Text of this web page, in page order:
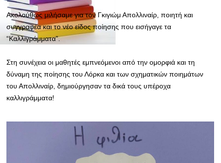
Ακολούθως μιλήσαμε για τον Γκιγιώμ Απολλιναίρ, ποιητή και
συγγραφέα και το νέο είδος ποίησης που εισήγαγε τα
“Καλλιγράμματα”.
Στη συνέχεια οι μαθητές εμπνεόμενοι από την ομορφιά και τη
δύναμη της ποίησης του Λόρκα και των σχηματικών ποιημάτων
του Απολλιναίρ, δημιούργησαν τα δικά τους υπέροχα
καλλιγράμματα!